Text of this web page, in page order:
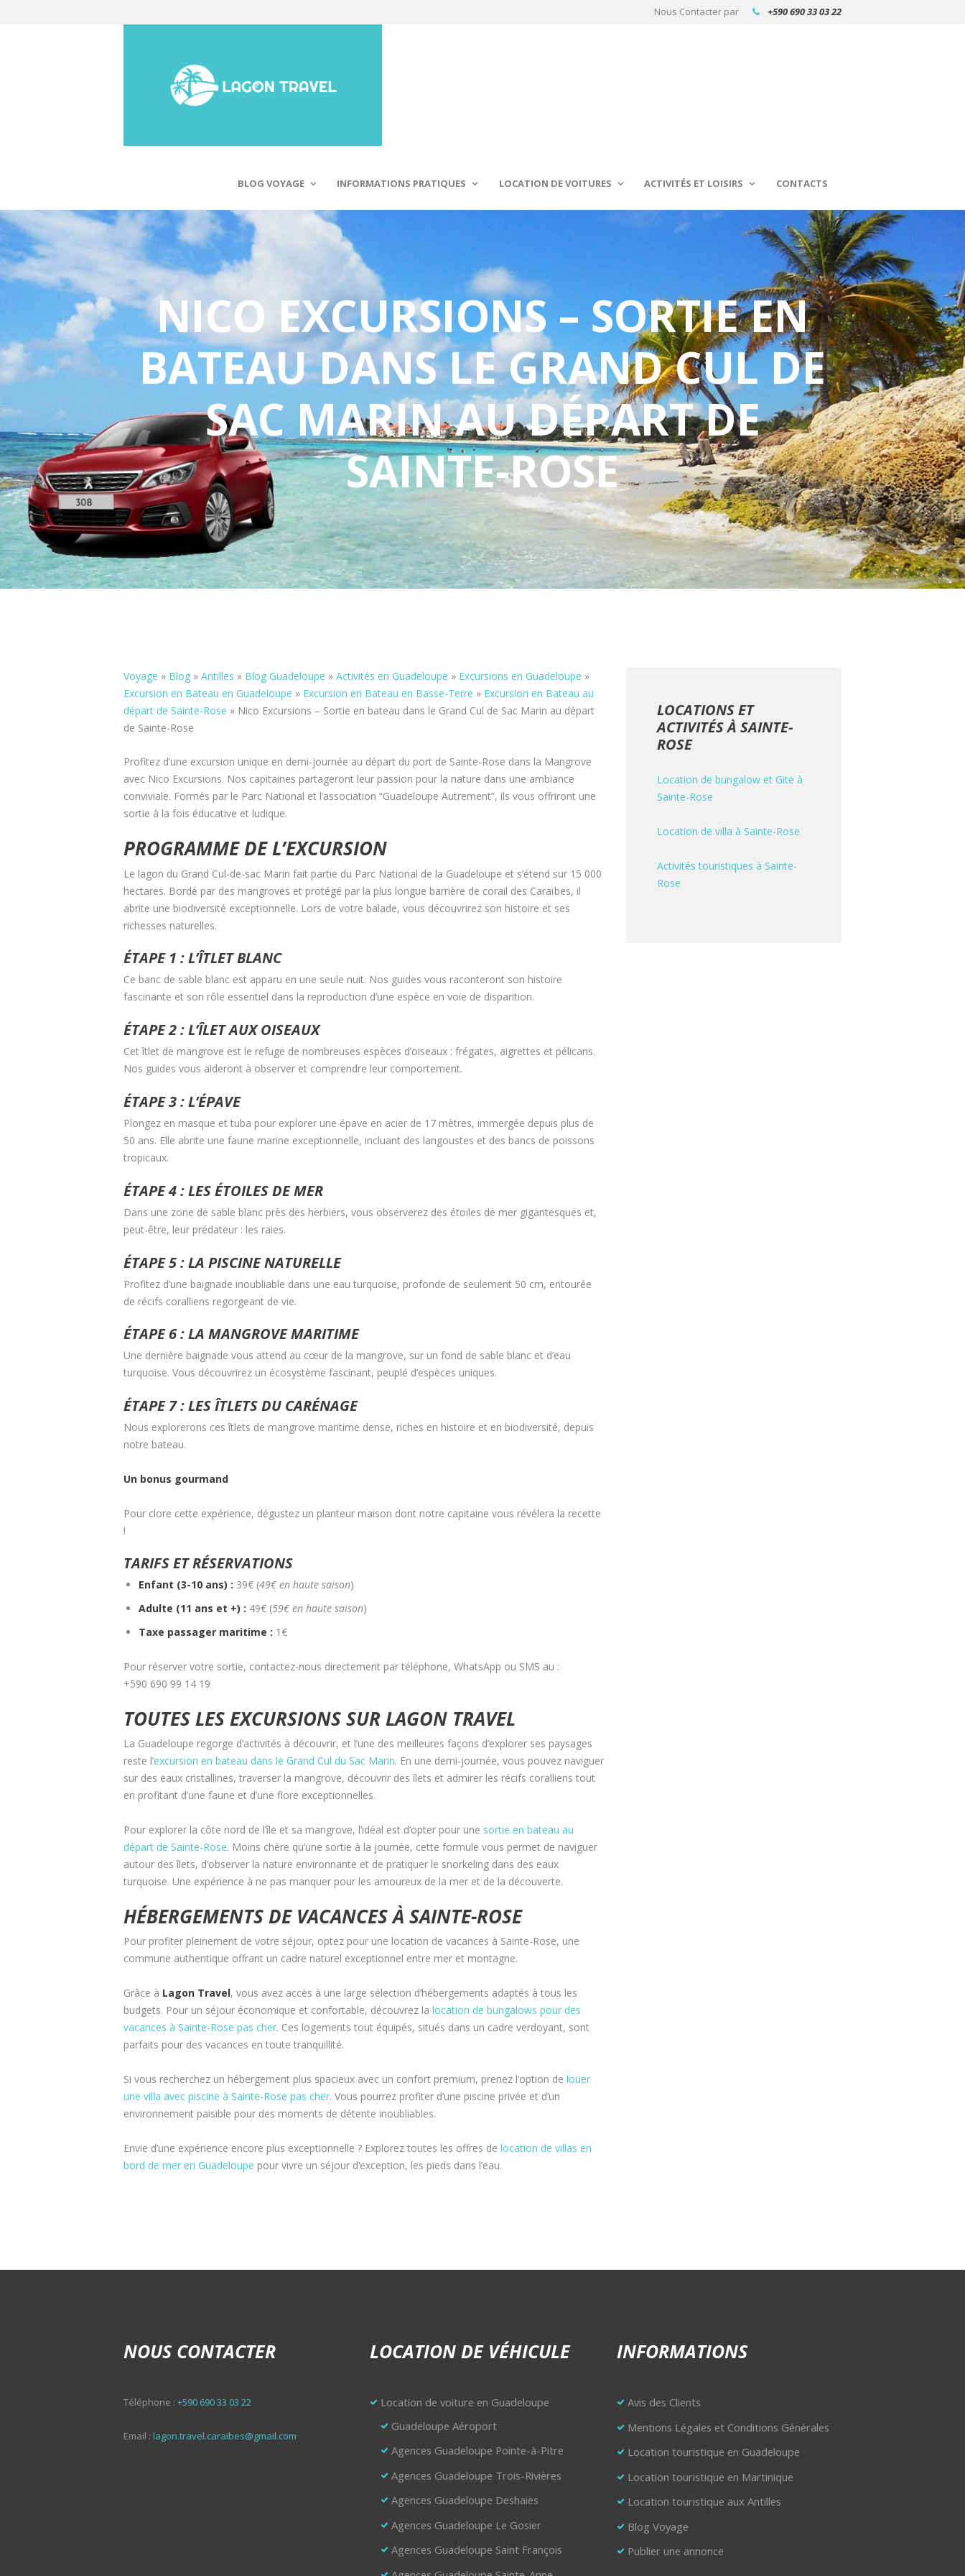
Nous Contacter par +590 690 33 03 22
BLOG VOYAGE INFORMATIONS PRATIQUES LOCATION DE VOITURES ACTIVITÉS ET LOISIRS CONTACTS
NICO EXCURSIONS – SORTIE EN
BATEAU DANS LE GRAND CUL DE
SAC MARIN AU DÉPART DE
SAINTE-ROSE
Voyage » Blog » Antilles » Blog Guadeloupe » Activités en Guadeloupe » Excursions en Guadeloupe »
Excursion en Bateau en Guadeloupe » Excursion en Bateau en Basse-Terre » Excursion en Bateau au
départ de Sainte-Rose » Nico Excursions – Sortie en bateau dans le Grand Cul de Sac Marin au départ
de Sainte-Rose
Profitez d’une excursion unique en demi-journée au départ du port de Sainte-Rose dans la Mangrove
avec Nico Excursions. Nos capitaines partageront leur passion pour la nature dans une ambiance
conviviale. Formés par le Parc National et l’association “Guadeloupe Autrement”, ils vous offriront une
sortie à la fois éducative et ludique.
PROGRAMME DE L’EXCURSION
Le lagon du Grand Cul-de-sac Marin fait partie du Parc National de la Guadeloupe et s’étend sur 15 000
hectares. Bordé par des mangroves et protégé par la plus longue barrière de corail des Caraïbes, il
abrite une biodiversité exceptionnelle. Lors de votre balade, vous découvrirez son histoire et ses
richesses naturelles.
ÉTAPE 1 : L’ÎTLET BLANC
Ce banc de sable blanc est apparu en une seule nuit. Nos guides vous raconteront son histoire
fascinante et son rôle essentiel dans la reproduction d’une espèce en voie de disparition.
ÉTAPE 2 : L’ÎLET AUX OISEAUX
Cet îtlet de mangrove est le refuge de nombreuses espèces d’oiseaux : frégates, aigrettes et pélicans.
Nos guides vous aideront à observer et comprendre leur comportement.
ÉTAPE 3 : L’ÉPAVE
Plongez en masque et tuba pour explorer une épave en acier de 17 mètres, immergée depuis plus de
50 ans. Elle abrite une faune marine exceptionnelle, incluant des langoustes et des bancs de poissons
tropicaux.
ÉTAPE 4 : LES ÉTOILES DE MER
Dans une zone de sable blanc près des herbiers, vous observerez des étoiles de mer gigantesques et,
peut-être, leur prédateur : les raies.
ÉTAPE 5 : LA PISCINE NATURELLE
Profitez d’une baignade inoubliable dans une eau turquoise, profonde de seulement 50 cm, entourée
de récifs coralliens regorgeant de vie.
ÉTAPE 6 : LA MANGROVE MARITIME
Une dernière baignade vous attend au cœur de la mangrove, sur un fond de sable blanc et d’eau
turquoise. Vous découvrirez un écosystème fascinant, peuplé d’espèces uniques.
ÉTAPE 7 : LES ÎTLETS DU CARÉNAGE
Nous explorerons ces îtlets de mangrove maritime dense, riches en histoire et en biodiversité, depuis
notre bateau.
Un bonus gourmand
Pour clore cette expérience, dégustez un planteur maison dont notre capitaine vous révélera la recette
!
TARIFS ET RÉSERVATIONS
Enfant (3-10 ans) : 39€ (49€ en haute saison)
Adulte (11 ans et +) : 49€ (59€ en haute saison)
Taxe passager maritime : 1€
Pour réserver votre sortie, contactez-nous directement par téléphone, WhatsApp ou SMS au :
+590 690 99 14 19
TOUTES LES EXCURSIONS SUR LAGON TRAVEL
La Guadeloupe regorge d’activités à découvrir, et l’une des meilleures façons d’explorer ses paysages
reste l’excursion en bateau dans le Grand Cul du Sac Marin. En une demi-journée, vous pouvez naviguer
sur des eaux cristallines, traverser la mangrove, découvrir des îlets et admirer les récifs coralliens tout
en profitant d’une faune et d’une flore exceptionnelles.
Pour explorer la côte nord de l’île et sa mangrove, l’idéal est d’opter pour une sortie en bateau au
départ de Sainte-Rose. Moins chère qu’une sortie à la journée, cette formule vous permet de naviguer
autour des îlets, d’observer la nature environnante et de pratiquer le snorkeling dans des eaux
turquoise. Une expérience à ne pas manquer pour les amoureux de la mer et de la découverte.
HÉBERGEMENTS DE VACANCES À SAINTE-ROSE
Pour profiter pleinement de votre séjour, optez pour une location de vacances à Sainte-Rose, une
commune authentique offrant un cadre naturel exceptionnel entre mer et montagne.
Grâce à Lagon Travel, vous avez accès à une large sélection d’hébergements adaptés à tous les
budgets. Pour un séjour économique et confortable, découvrez la location de bungalows pour des
vacances à Sainte-Rose pas cher. Ces logements tout équipés, situés dans un cadre verdoyant, sont
parfaits pour des vacances en toute tranquillité.
Si vous recherchez un hébergement plus spacieux avec un confort premium, prenez l’option de louer
une villa avec piscine à Sainte-Rose pas cher. Vous pourrez profiter d’une piscine privée et d’un
environnement paisible pour des moments de détente inoubliables.
Envie d’une expérience encore plus exceptionnelle ? Explorez toutes les offres de location de villas en
bord de mer en Guadeloupe pour vivre un séjour d’exception, les pieds dans l’eau.
LOCATIONS ET
ACTIVITÉS À SAINTE-
ROSE
Location de bungalow et Gite à
Sainte-Rose
Location de villa à Sainte-Rose
Activités touristiques à Sainte-
Rose
NOUS CONTACTER
Téléphone : +590 690 33 03 22
Email : lagon.travel.caraibes@gmail.com
LOCATION DE VÉHICULE
Location de voiture en Guadeloupe
Guadeloupe Aéroport
Agences Guadeloupe Pointe-à-Pitre
Agences Guadeloupe Trois-Rivières
Agences Guadeloupe Deshaies
Agences Guadeloupe Le Gosier
Agences Guadeloupe Saint François
INFORMATIONS
Avis des Clients
Mentions Légales et Conditions Générales
Location touristique en Guadeloupe
Location touristique en Martinique
Location touristique aux Antilles
Blog Voyage
Publier une annonce